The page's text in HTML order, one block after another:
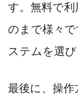
す。無料で
のまで様々
ステムを選び
最後に、操